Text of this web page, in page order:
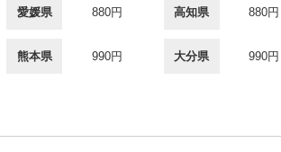
愛媛県 880円 高知県 880円
熊本県 990円 大分県 990円